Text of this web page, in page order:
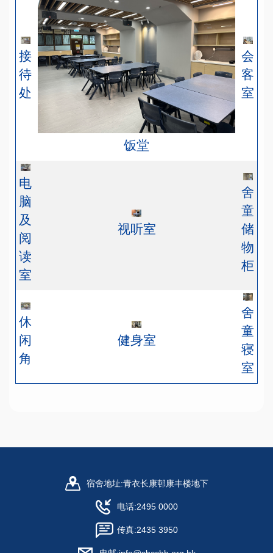
接
待
处
饭堂
会
客
室
电
脑
及
阅
读
室
视听室
舍
童
储
物
柜
休
闲
角
健身室
舍
童
寝
室
宿舍地址:青衣长康邨康丰楼地下
电话:2495 0000
传真:2435 3950